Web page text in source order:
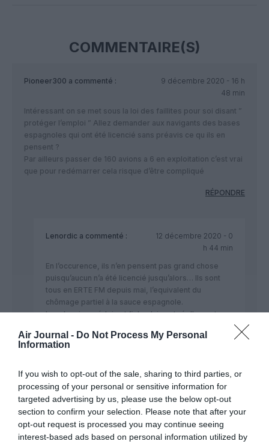
Air Journal - Do Not Process My Personal
Information
If you wish to opt-out of the sale, sharing to third parties, or
processing of your personal or sensitive information for
targeted advertising by us, please use the below opt-out
section to confirm your selection. Please note that after your
opt-out request is processed you may continue seeing
interest-based ads based on personal information utilized by
COMMENTAIRE(S)
Pioneer300 a commenté :
9 décembre 2020 - 16 h
48 min
Intéressant on se met sous la loi des faillites pour soi disant ”
protéger l’emploi ” Allez demander aux navigants des bases
espagnoles qui ont été licencié sans préavis ce qu ils en
pensent ?
Par ailleurs passer de 160 avions a 6 en exploitation c’est vrai
que pour redémarrer cela risque d’être compliqué
RÉPONDRE
Lenordic a commenté :
12 décembre 2020 - 0
h 44 min
En l’occurence, ils n’en pensent pas grand chose
puisqu’aucun n’a été licencié jusqu’alors… Ils sont
tous en ERTE FM depuis mai, l’equivalent du
chômage partiel à la sauce espagnole.
Les danois, suédois et finlandais ont réellement
Ricou a commenté :
9 décembre 2020 - 20 h
N’est-ce pas le début de la fin pour la compagnie ?